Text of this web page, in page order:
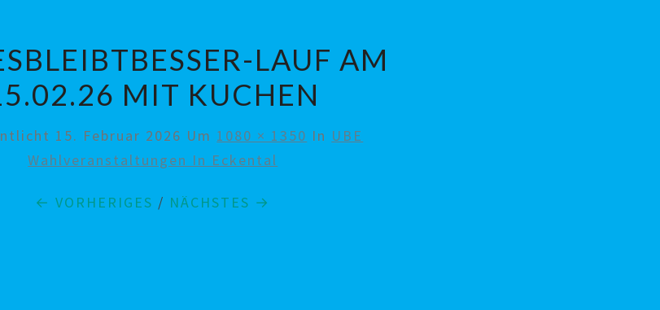
LAUF AM
MIT KUCHEN
15. Februar 2026 Um 1080 × 1350 In UBE
Wahlveranstaltungen In Eckental
← VORHERIGES / NÄCHSTES →